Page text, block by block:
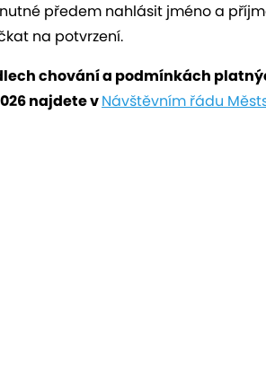
předem nahlásit jméno a
na potvrzení.
chování a podmínkách
najdete vNávštěvním řádu